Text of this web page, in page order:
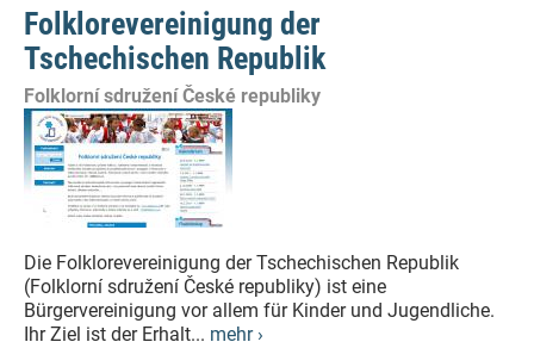
Folklorevereinigung der
Tschechischen Republik
Folklorní sdružení České republiky
Die Folklorevereinigung der Tschechischen Republik
(Folklorní sdružení České republiky) ist eine
Bürgervereinigung vor allem für Kinder und Jugendliche.
Ihr Ziel ist der Erhalt... mehr ›